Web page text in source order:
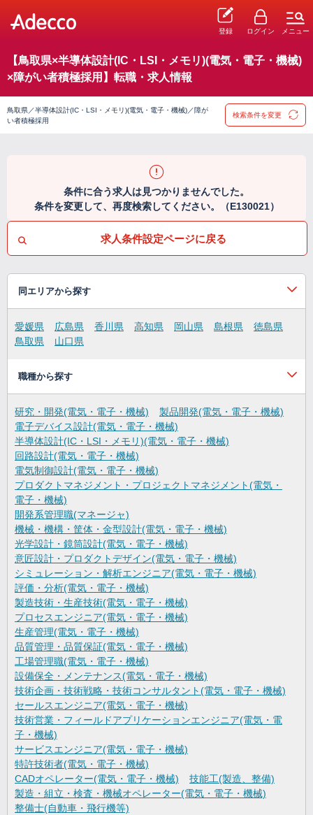
登録 ログイン メニュー
【鳥取県×半導体設計(IC・LSI・メモリ)(電気・電子・機械)
×障がい者積極採用】転職・求人情報
鳥取県／半導体設計(IC・LSI・メモリ)(電気・電子・機械)／障が
い者積極採用
検索条件を変更
条件に合う求人は見つかりませんでした。
条件を変更して、再度検索してください。（E130021）
求人条件設定ページに戻る
同エリアから探す
愛媛県 広島県 香川県 高知県 岡山県 島根県
徳島県
鳥取県
山口県
職種から探す
研究・開発(電気・電子・機械)
製品開発(電気・電子・機械)
電子デバイス設計(電気・電子・機械)
半導体設計(IC・LSI・メモリ)(電気・電子・機械)
回路設計(電気・電子・機械)
電気制御設計(電気・電子・機械)
プロダクトマネジメント・プロジェクトマネジメント(電気・
電子・機械)
開発系管理職(マネージャ)
機械・機構・筐体・金型設計(電気・電子・機械)
光学設計・鏡筒設計(電気・電子・機械)
意匠設計・プロダクトデザイン(電気・電子・機械)
シミュレーション・解析エンジニア(電気・電子・機械)
評価・分析(電気・電子・機械)
製造技術・生産技術(電気・電子・機械)
プロセスエンジニア(電気・電子・機械)
生産管理(電気・電子・機械)
品質管理・品質保証(電気・電子・機械)
工場管理職(電気・電子・機械)
設備保全・メンテナンス(電気・電子・機械)
技術企画・技術戦略・技術コンサルタント(電気・電子・機械)
セールスエンジニア(電気・電子・機械)
技術営業・フィールドアプリケーションエンジニア(電気・電
子・機械)
サービスエンジニア(電気・電子・機械)
特許技術者(電気・電子・機械)
CADオペレーター(電気・電子・機械)
技能工(製造、整備)
製造・組立・検査・機械オペレーター(電気・電子・機械)
整備士(自動車・飛行機等)